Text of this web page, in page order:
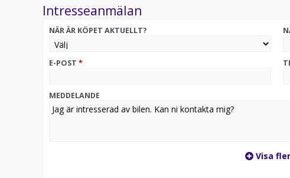
* Flexibla finansieringslösningar: Vi gör det enkelt att
Välkommen in till Volvo Car Upplands Väsby för en
Volvo-resa börjar här!
? Kontakta oss idag eller besök vår hemsida för aktuella
Volvo Selekt är begagnade bilar med förlängd garanti
Volvohandlare. Våra certifierade bilar har genomgått
och levereras alltid med Volvo Assistans. Är bilen
Intresseanmälan
NÄR ÄR KÖPET AKTUELLT?
E-POST *
MEDDELANDE
Visa